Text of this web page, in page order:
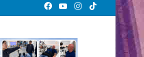
TikTok
Instagram
YouTube
Facebook